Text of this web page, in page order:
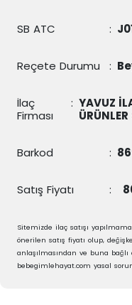
SB ATC :
Reçete Durumu :
İlaç
Firması
: YAVUZ
Barkod :
Satış Fiyatı :
Sitemizde ilaç satışı
önerilen satış fiyatı olup,
anlaşılmasından ve buna
bebegimlehayat.com yasal